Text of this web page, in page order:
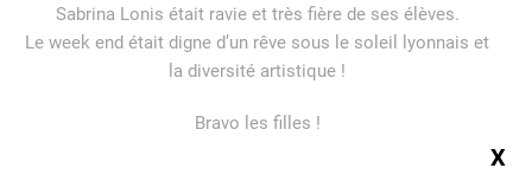
Sabrina Lonis était ravie et très fière de ses élèves.
Le week end était digne d’un rêve sous le soleil lyonnais et
la diversité artistique !
Bravo les filles !
X